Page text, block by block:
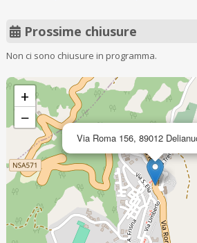
Prossime chiusure
Non ci sono chiusure in programma.
Via Roma 156, 89012
+
−